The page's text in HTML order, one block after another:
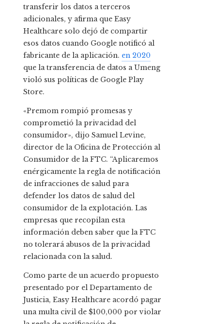
transferir los datos a terceros
adicionales, y afirma que Easy
Healthcare solo dejó de compartir
esos datos cuando Google notificó al
fabricante de la aplicación. en 2020
que la transferencia de datos a Umeng
violó sus políticas de Google Play
Store.
«Premom rompió promesas y
comprometió la privacidad del
consumidor», dijo Samuel Levine,
director de la Oficina de Protección al
Consumidor de la FTC. “Aplicaremos
enérgicamente la regla de notificación
de infracciones de salud para
defender los datos de salud del
consumidor de la explotación. Las
empresas que recopilan esta
información deben saber que la FTC
no tolerará abusos de la privacidad
relacionada con la salud.
Como parte de un acuerdo propuesto
presentado por el Departamento de
Justicia, Easy Healthcare acordó pagar
una multa civil de $100,000 por violar